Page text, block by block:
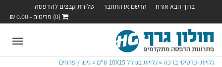
ברוך הבא אורח הרשם או התחבר
שליחת קבצים להדפסה
(0) פריטים - 0.00 ₪
גלויות וכרטיסי ברכה »גלויות בגודל 10X15 ס"מ »גינון / פרחים